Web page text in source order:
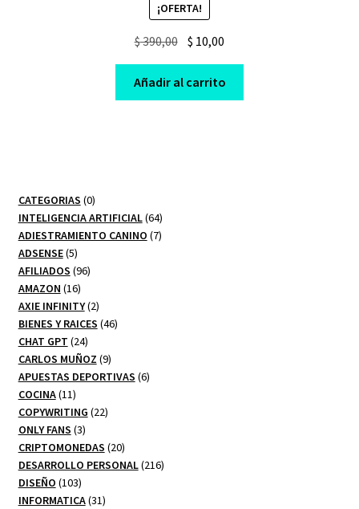
¡OFERTA!
$390,00 Original
price
was:
$ 390,00.
$ 10,00
price
is:
$ 10,00.
Añadir al carrito
CATEGORIAS 00
productos
INTELIGENCIA ARTIFICIAL 6464
productos
ADIESTRAMIENTO CANINO 77
ADSENSE 55
productos
AFILIADOS 9696
AMAZON 1616
productos
AXIE INFINITY 22
productos
BIENES Y RAICES 4646
CHAT GPT 2424
productos
CARLOS MUÑOZ 99
productos
APUESTAS DEPORTIVAS 66
COCINA 1111
productos
COPYWRITING 2222
ONLY FANS 33
productos
CRIPTOMONEDAS 2020
productos
DESARROLLO PERSONAL 216216
DISEÑO 103103
productos
INFORMATICA 3131